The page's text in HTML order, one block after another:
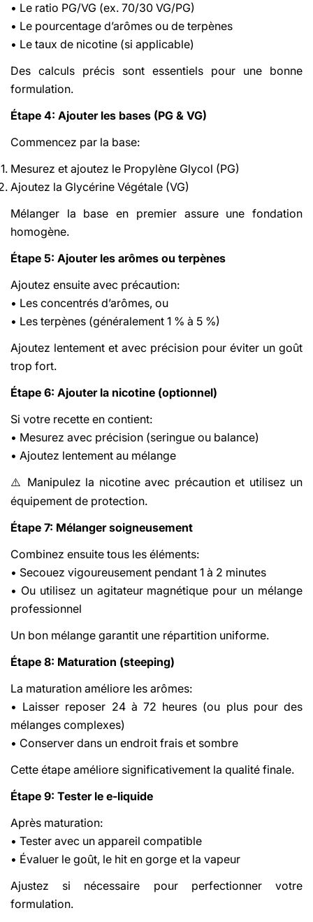
• Le ratio PG/VG (ex. 70/30 VG/PG)
• Le pourcentage d’arômes ou de terpènes
• Le taux de nicotine (si applicable)
Des calculs précis sont essentiels pour une bonne
formulation.
Étape 4: Ajouter les bases (PG & VG)
Commencez par la base:
Mesurez et ajoutez le Propylène Glycol (PG)
Ajoutez la Glycérine Végétale (VG)
Mélanger la base en premier assure une fondation
homogène.
Étape 5: Ajouter les arômes ou terpènes
Ajoutez ensuite avec précaution:
• Les concentrés d’arômes, ou
• Les terpènes (généralement 1 % à 5 %)
Ajoutez lentement et avec précision pour éviter un goût
trop fort.
Étape 6: Ajouter la nicotine (optionnel)
Si votre recette en contient:
• Mesurez avec précision (seringue ou balance)
• Ajoutez lentement au mélange
⚠️
Manipulez la nicotine avec précaution et utilisez un
équipement de protection.
Étape 7: Mélanger soigneusement
Combinez ensuite tous les éléments:
• Secouez vigoureusement pendant 1 à 2 minutes
• Ou utilisez un agitateur magnétique pour un mélange
professionnel
Un bon mélange garantit une répartition uniforme.
Étape 8: Maturation (steeping)
La maturation améliore les arômes:
• Laisser reposer 24 à 72 heures (ou plus pour des
mélanges complexes)
• Conserver dans un endroit frais et sombre
Cette étape améliore significativement la qualité finale.
Étape 9: Tester le e-liquide
Après maturation:
• Tester avec un appareil compatible
• Évaluer le goût, le hit en gorge et la vapeur
Ajustez si nécessaire pour perfectionner votre
formulation.